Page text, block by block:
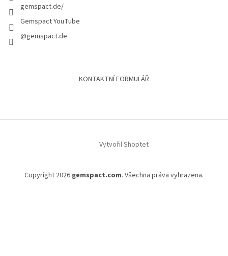
gemspact.de/
Gemspact YouTube
@gemspact.de
KONTAKTNÍ FORMULÁŘ
Vytvořil Shoptet
Copyright 2026 gemspact.com. Všechna práva vyhrazena.